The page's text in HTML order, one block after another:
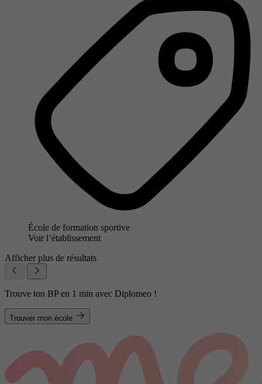
École de formation sportive
Voir l’établissement
Afficher plus de résultats
Trouve ton BP en 1 min avec Diplomeo !
Trouver mon école